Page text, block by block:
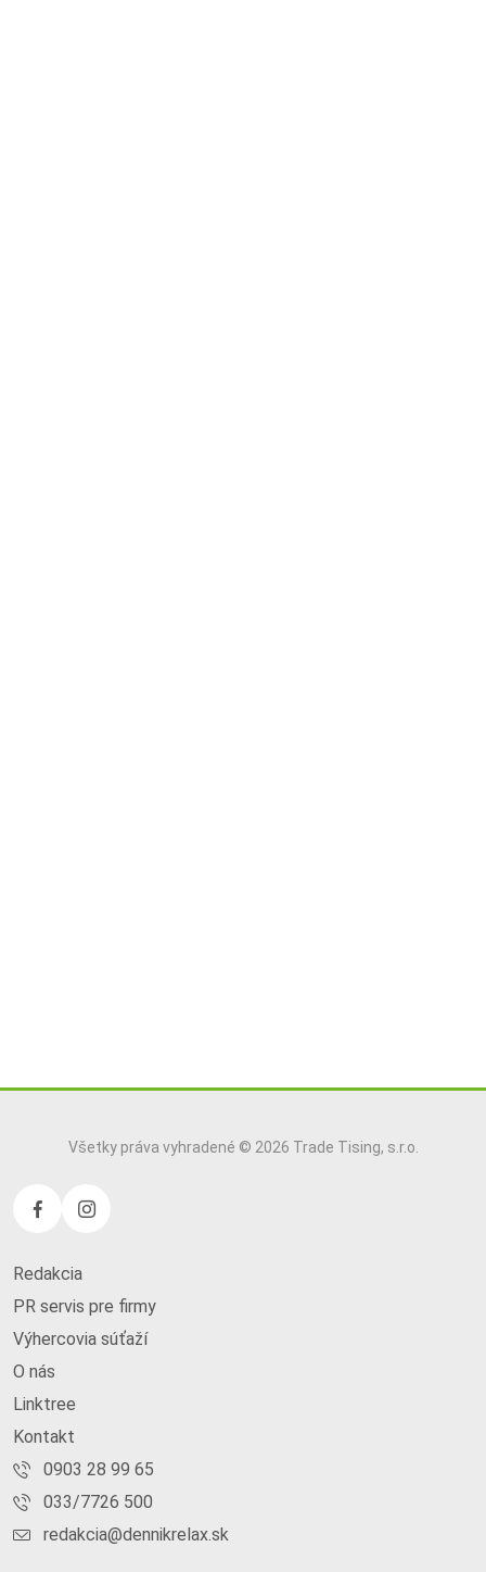
Všetky práva vyhradené © 2026 Trade Tising, s.r.o.
Redakcia
PR servis pre firmy
Výhercovia súťaží
O nás
Linktree
Kontakt
0903 28 99 65
033/7726 500
redakcia@dennikrelax.sk